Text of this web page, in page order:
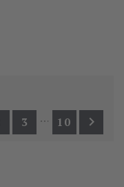
3 … 10 